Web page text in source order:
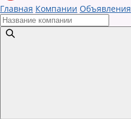
Главная Компании Объявления